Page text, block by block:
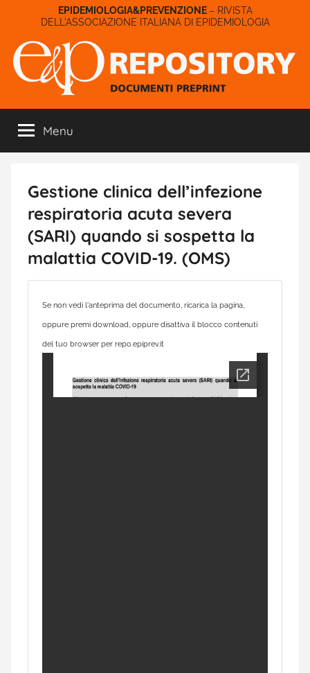
contenuto
– RIVISTA
DELL'ASSOCIAZIONE ITALIANA DI EPIDEMIOLOGIA
E&P
Repository
Menu
Gestione clinica dell’infezione
respiratoria acuta severa
(SARI) quando si sospetta la
malattia COVID-19. (OMS)
Se non vedi l'anteprima del documento, ricarica la pagina,
oppure premi download, oppure disattiva il blocco contenuti
del tuo browser per repo.epiprev.it